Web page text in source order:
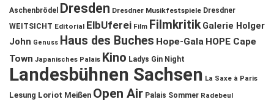
Aschenbrödel
Dresden Dresdner Musikfestspiele Dresdner
WEITSICHT Editorial ElbUferei Film Filmkritik Galerie Holger
John Genuss Haus des Buches Hope-Gala HOPE Cape
Town Japanisches Palais Kino Ladys Gin Night
Landesbühnen Sachsen La Saxe à Paris
Lesung Loriot Meißen Open Air Palais Sommer Radebeul